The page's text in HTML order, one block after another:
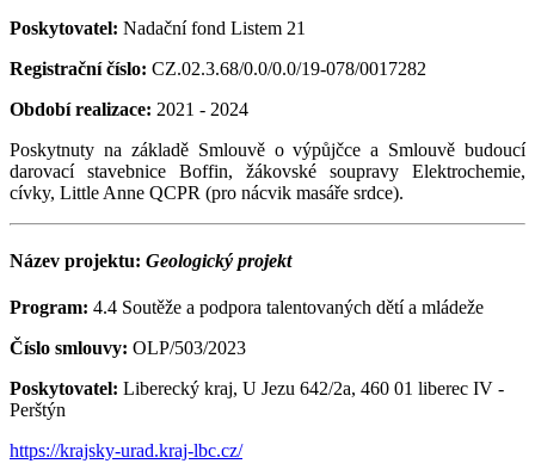
Poskytovatel: Nadační fond Listem 21
Registrační číslo: CZ.02.3.68/0.0/0.0/19-078/0017282
Období realizace: 2021 - 2024
Poskytnuty na základě Smlouvě o výpůjčce a Smlouvě budoucí
darovací stavebnice Boffin, žákovské soupravy Elektrochemie,
cívky, Little Anne QCPR (pro nácvik masáře srdce).
Název projektu: Geologický projekt
Program: 4.4 Soutěže a podpora talentovaných dětí a mládeže
Číslo smlouvy: OLP/503/2023
Poskytovatel: Liberecký kraj, U Jezu 642/2a, 460 01 liberec IV -
Perštýn
https://krajsky-urad.kraj-lbc.cz/